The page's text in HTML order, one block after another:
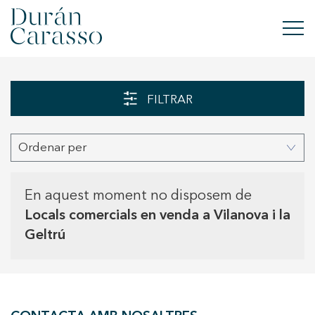
VENDRE
OBRA NOVA
INVERSIONS
FILTRAR
Ordenar per
En aquest moment no disposem de
Locals comercials en venda a Vilanova i la
Geltrú